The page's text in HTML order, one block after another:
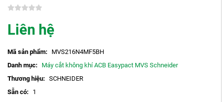
Liên hệ
Mã sản phẩm:
MVS216N4MF5BH
Danh mục:
Máy cắt không khí ACB Easypact MVS Schneider
Thương hiệu: SCHNEIDER
Sẵn có:
1